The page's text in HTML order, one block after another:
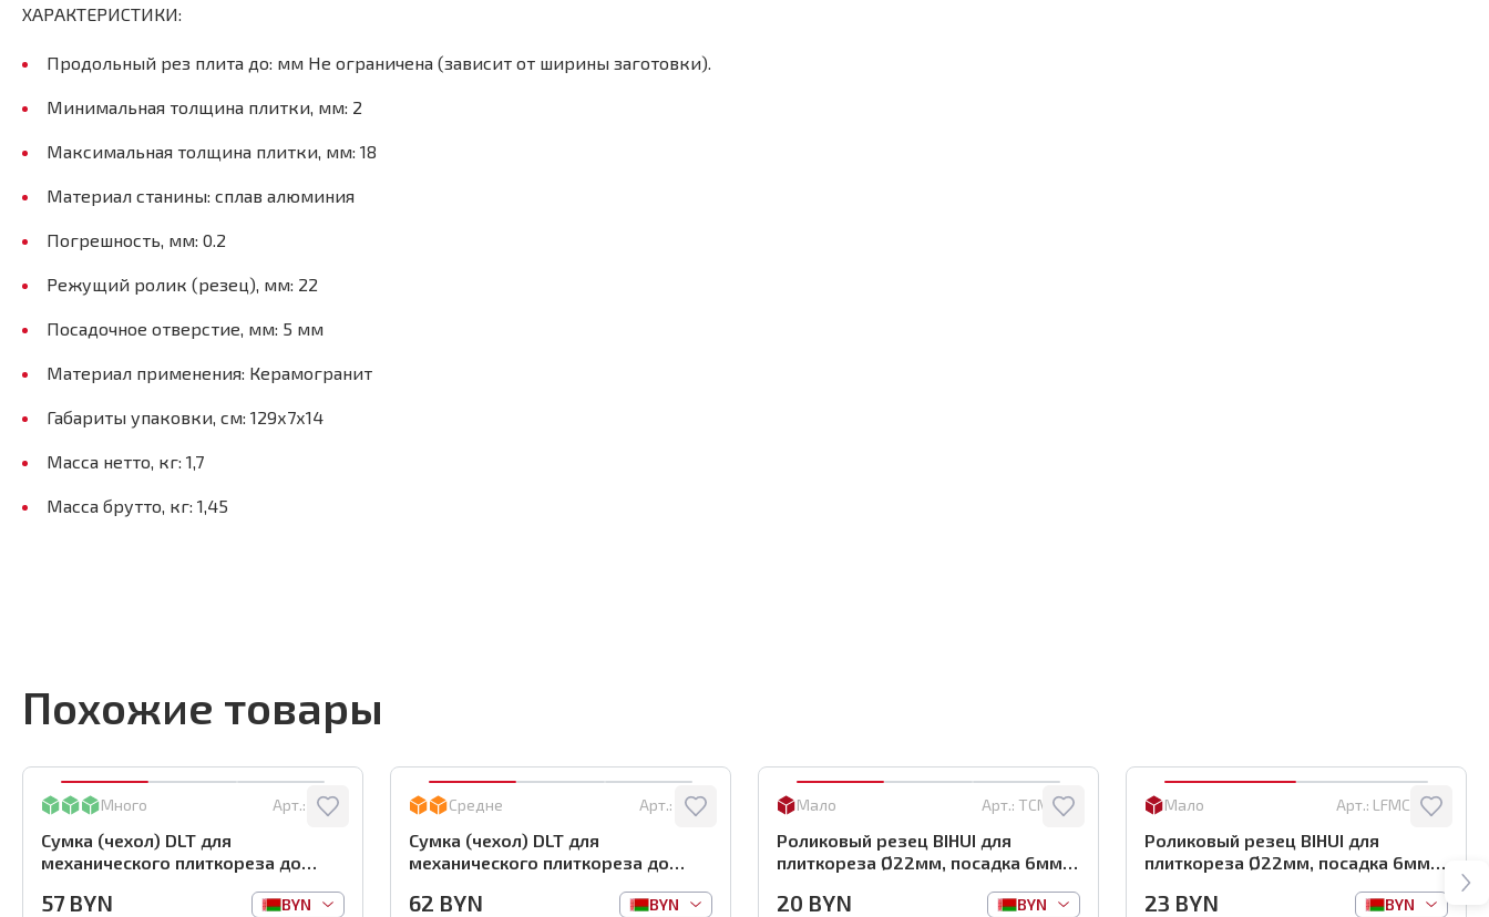
ХАРАКТЕРИСТИКИ:
Продольный рез плита до: мм Не ограничена (зависит от ширины заготовки).
Минимальная толщина плитки, мм: 2
Максимальная толщина плитки, мм: 18
Материал станины: сплав алюминия
Погрешность, мм: 0.2
Режущий ролик (резец), мм: 22
Посадочное отверстие, мм: 5 мм
Материал применения: Керамогранит
Габариты упаковки, см: 129х7х14
Масса нетто, кг: 1,7
Масса брутто, кг: 1,45
Похожие товары
Много Арт.: 0863
Сумка (чехол) DLT для
механического плиткореза до
57 BYN BYN
Средне Арт.: 0864
Сумка (чехол) DLT для
механического плиткореза до
62 BYN BYN
Мало Арт.: TCM-SW
Роликовый резец BIHUI для
плиткореза Ø22мм, посадка 6мм,
20 BYN BYN
Мало Арт.: LFMC5-SW
Роликовый резец BIHUI для
плиткореза Ø22мм, посадка 6мм,
23 BYN BYN